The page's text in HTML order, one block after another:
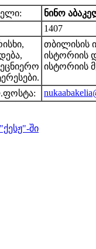
ნინო
1407
თბილისის
ისტორიის
ისტორიის
ში